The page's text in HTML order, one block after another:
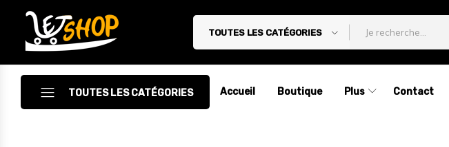
Letshop.dz
TOUTES LES CATÉGORIES
TOUTES LES CATÉGORIES Accueil Boutique Plus Contact